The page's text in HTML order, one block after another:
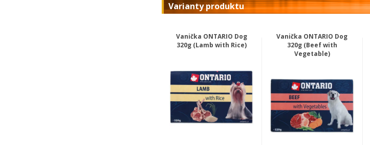
Varianty produktu
Vanička ONTARIO Dog
320g (Lamb with Rice)
Vanička ONTARIO Dog
320g (Beef with
Vegetable)